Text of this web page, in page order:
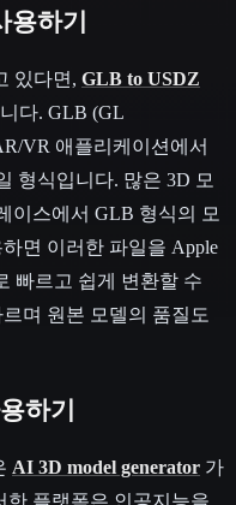
하기
있다면, GLB to USDZ
다. GLB (GL
VR 애플리케이션에서
형식입니다. 많은 3D 모
이스에서 GLB 형식의 모
면 이러한 파일을 Apple
빠르고 쉽게 변환할 수
며 원본 모델의 품질도
하기
AI 3D model generator 가
한 플랫폼은 인공지능을